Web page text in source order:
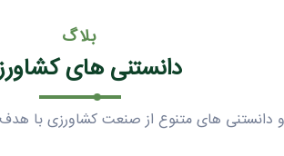
بلاگ
دانستنی های
دانستنی های متنوع از صنعت کشاورزی با